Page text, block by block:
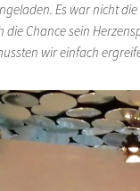
Es war nicht
die Chance sein
wir einfach